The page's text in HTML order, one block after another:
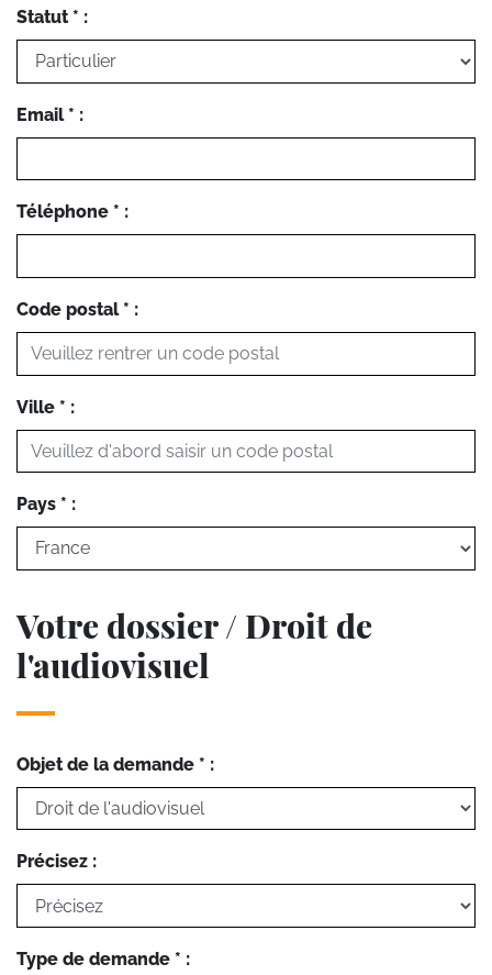
Statut * :
Email * :
Téléphone * :
Code postal * :
Ville * :
Pays * :
Votre dossier / Droit de
l'audiovisuel
Objet de la demande * :
Précisez :
Type de demande * :